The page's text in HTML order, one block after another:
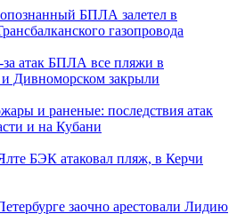
БПЛА залетел в
газопровода
атак БПЛА все пляжи в
Дивноморском закрыли
и раненые: последствия атак
и на Кубани
БЭК атаковал пляж, в Керчи
заочно арестовали Лидию